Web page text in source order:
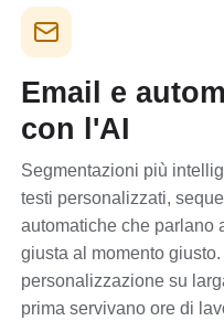
Email e
con l'AI
Segmentazioni più
testi personalizzati,
automatiche che parlano
giusta al momento
personalizzazione su
prima servivano ore di